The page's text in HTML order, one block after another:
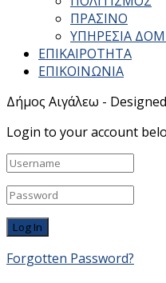
ΠΡΑΣΙΝΟ
ΥΠΗΡΕΣΙΑ
ΕΠΙΚΑΙΡΟΤΗΤΑ
ΕΠΙΚΟΙΝΩΝΙΑ
Δήμος Αιγάλεω -
Login to your account
Forgotten Password?